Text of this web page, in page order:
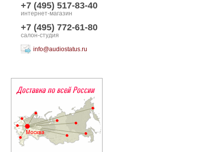
+7 (495) 517-83-40
интернет-магазин
+7 (495) 772-61-80
салон-студия
info@audiostatus.ru